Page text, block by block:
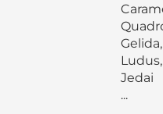
Gelida,
Ludus,
Jedai
...